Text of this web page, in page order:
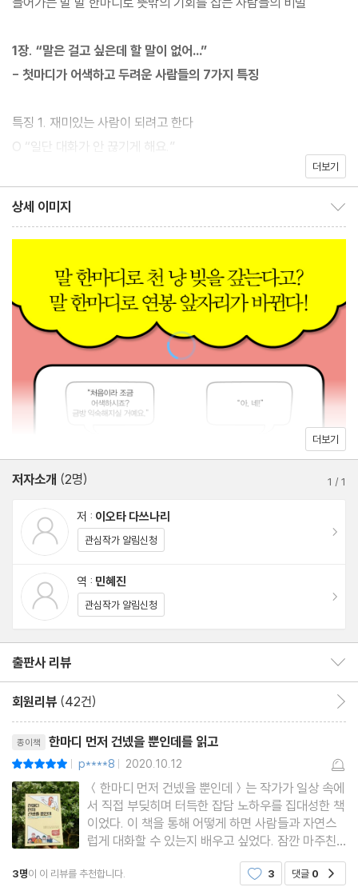
얻었으며, 사람과의 만남이 줄어들면서 말 한마디의 영향력이 더욱
커진 언택트 시대에 ‘말 때문에 손해 보고 싶지 않다면 반드시 참고
1장. “말은 걸고 싶은데 할 말이 없어…”
- 첫마디가 어색하고 두려운 사람들의 7가지 특징
특징 1. 재미있는 사람이 되려고 한다
O “일단 대화가 안 끊기게 해요.”
O “감정을 주고받아야 친해져요.”
X “유익한 사람이 되고 싶어요.”
특징 3. 어제 본 뉴스 이야기만 자꾸 한다
O “내가 어제 겪었던 일을 말해요.”
X “모두가 아는 뉴스 이야기를 해요.”
특징 4. 고민을 말하면 해결해주려고 한다
O “어차피 답은 상대에게 있어요.”
X “조언이 필요한 거 아닌가요?”
특징 5. 너무 ‘열심히’ 리액션을 한다
X “한마디도 놓치지 않고 반응해요.”
특징 6. 잡담을 먼저 끝내지 못한다
O “잡담은 적당한 때에 끝내요.”
X “상대가 먼저 끝내길 기다려요.”
특징 7. 내향적인 성격 탓이라고 생각한다
O “잡담은 ‘익숙함’의 문제예요.”
X “성격을 바꿔야 해요.”
- 선을 지키며 대화를 리드하는 9가지 질문법
법칙 1. 대답하기 쉽도록 질문한다
O “지난번에 말한 일은 잘돼요?”
X “요즘 어때요?”
법칙 2. ‘취미가 뭐예요?’라고 묻지 않는다
O “최근에 빠져 있는 게 있나요?”
X “○○ 씨는 취미가 뭐예요?”
법칙 3. 공격처럼 느껴지는 단어는 삼간다
더보기
상세 이미지
더보기
저자소개 (2명) 1 /1
저 : 이오타 다쓰나리
관심작가 알림신청
역 : 민혜진
관심작가 알림신청
출판사 리뷰
회원리뷰 (42건)
종이책 한마디 먼저 건넸을 뿐인데를 읽고
| p****8 | 2020.10.12
＜한마디 먼저 건넸을 뿐인데＞는 작가가 일상 속에
서 직접 부딪히며 터득한 잡담 노하우를 집대성한 책
이었다. 이 책을 통해 어떻게 하면 사람들과 자연스
럽게 대화할 수 있는지 배우고 싶었다. 잠깐 마주친
사람과 어떤 질문과 답변을 하느냐에 따라서 일회성
만남으로 끝날 수도 있고, 친밀한 관계를 형성할 수
3명이 이 리뷰를 추천합니다. 3 댓글 0